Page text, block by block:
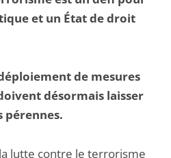
et un État de droit
de mesures
désormais laisser
pérennes.
la lutte contre le terrorisme